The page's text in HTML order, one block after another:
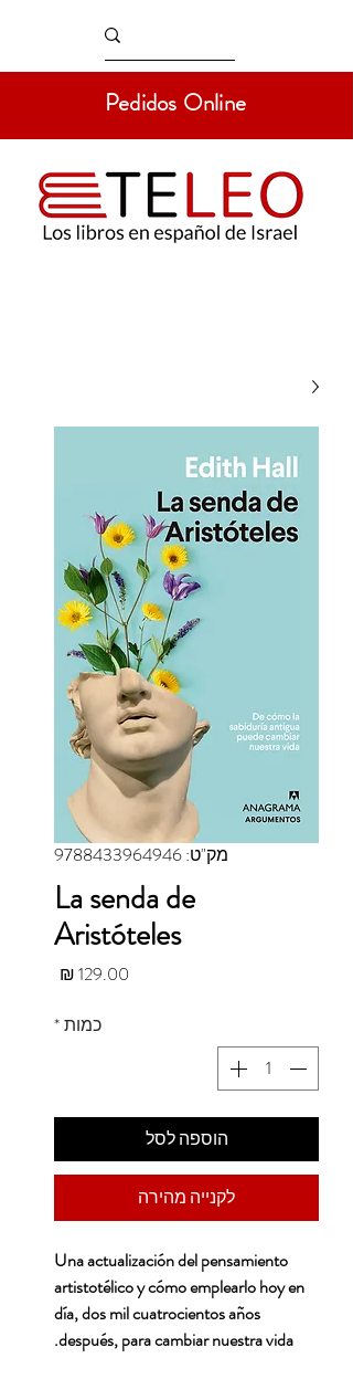
Pedidos Online
מק"ט: 9788433964946
La senda de
Aristóteles
כמות*
הוספה לסל
לקנייה מהירה
Una actualización del pensamiento
artistotélico y cómo emplearlo hoy en
día, dos mil cuatrocientos años
después, para cambiar nuestra vida.